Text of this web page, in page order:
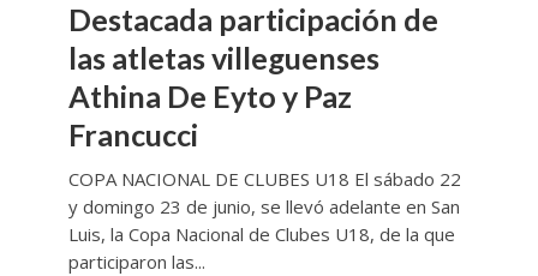
Destacada participación de
las atletas villeguenses
Athina De Eyto y Paz
Francucci
COPA NACIONAL DE CLUBES U18 El sábado 22
y domingo 23 de junio, se llevó adelante en San
Luis, la Copa Nacional de Clubes U18, de la que
participaron las...